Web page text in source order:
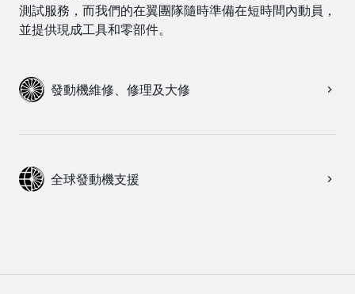
測試服務，而我們的在翼團隊隨時準備在短時間內動員，
並提供現成工具和零部件。
發動機維修、修理及大修
全球發動機支援